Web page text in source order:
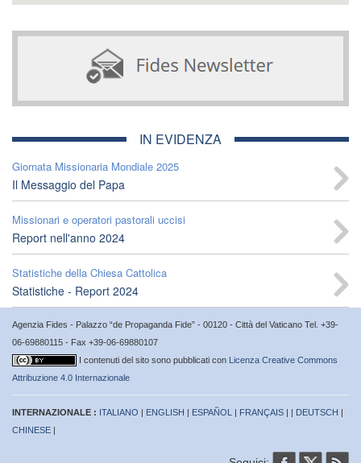
IN EVIDENZA
Giornata Missionaria Mondiale 2025
Il Messaggio del Papa
Missionari e operatori pastorali uccisi
Report nell'anno 2024
Statistiche della Chiesa Cattolica
Statistiche - Report 2024
Agenzia Fides - Palazzo “de Propaganda Fide” - 00120 - Città del Vaticano Tel. +39-
06-69880115 - Fax +39-06-69880107
I contenuti del sito sono pubblicati con Licenza Creative Commons
Attribuzione 4.0 Internazionale
INTERNAZIONALE : ITALIANO | ENGLISH | ESPAÑOL | FRANÇAIS | | DEUTSCH |
CHINESE |